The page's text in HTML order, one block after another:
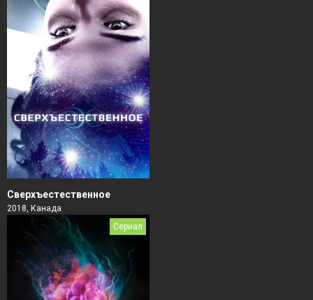
Сверхъестественное
2018, Канада
Сериал